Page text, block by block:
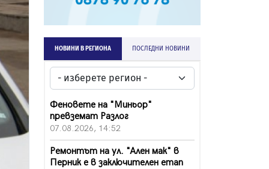
НОВИНИ В РЕГИОНА ПОСЛЕДНИ НОВИНИ
Феновете на "Миньор"
превземат Разлог
07.08.2026, 14:52
Ремонтът на ул. "Ален мак" в
Перник е в заключителен етап